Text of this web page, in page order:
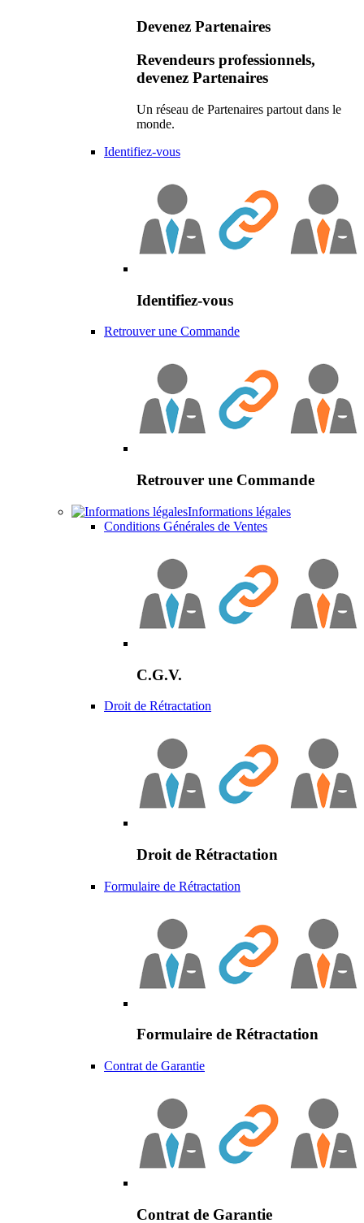
Devenez Partenaires
Revendeurs professionnels,
devenez Partenaires
Un réseau de Partenaires partout dans le
monde.
Identifiez-vous
Identifiez-vous
Retrouver une Commande
Retrouver une Commande
Informations légales
Conditions Générales de Ventes
C.G.V.
Droit de Rétractation
Droit de Rétractation
Formulaire de Rétractation
Formulaire de Rétractation
Contrat de Garantie
Contrat de Garantie